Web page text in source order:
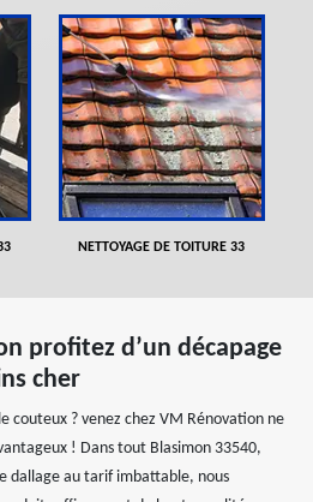
NETTOYAGE DE TOITURE 33
profitez d’un décapage
cher
couteux ? venez chez VM Rénovation ne
! Dans tout Blasimon 33540,
dallage au tarif imbattable, nous